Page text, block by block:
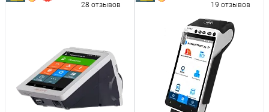
28 отзывов 19 отзывов